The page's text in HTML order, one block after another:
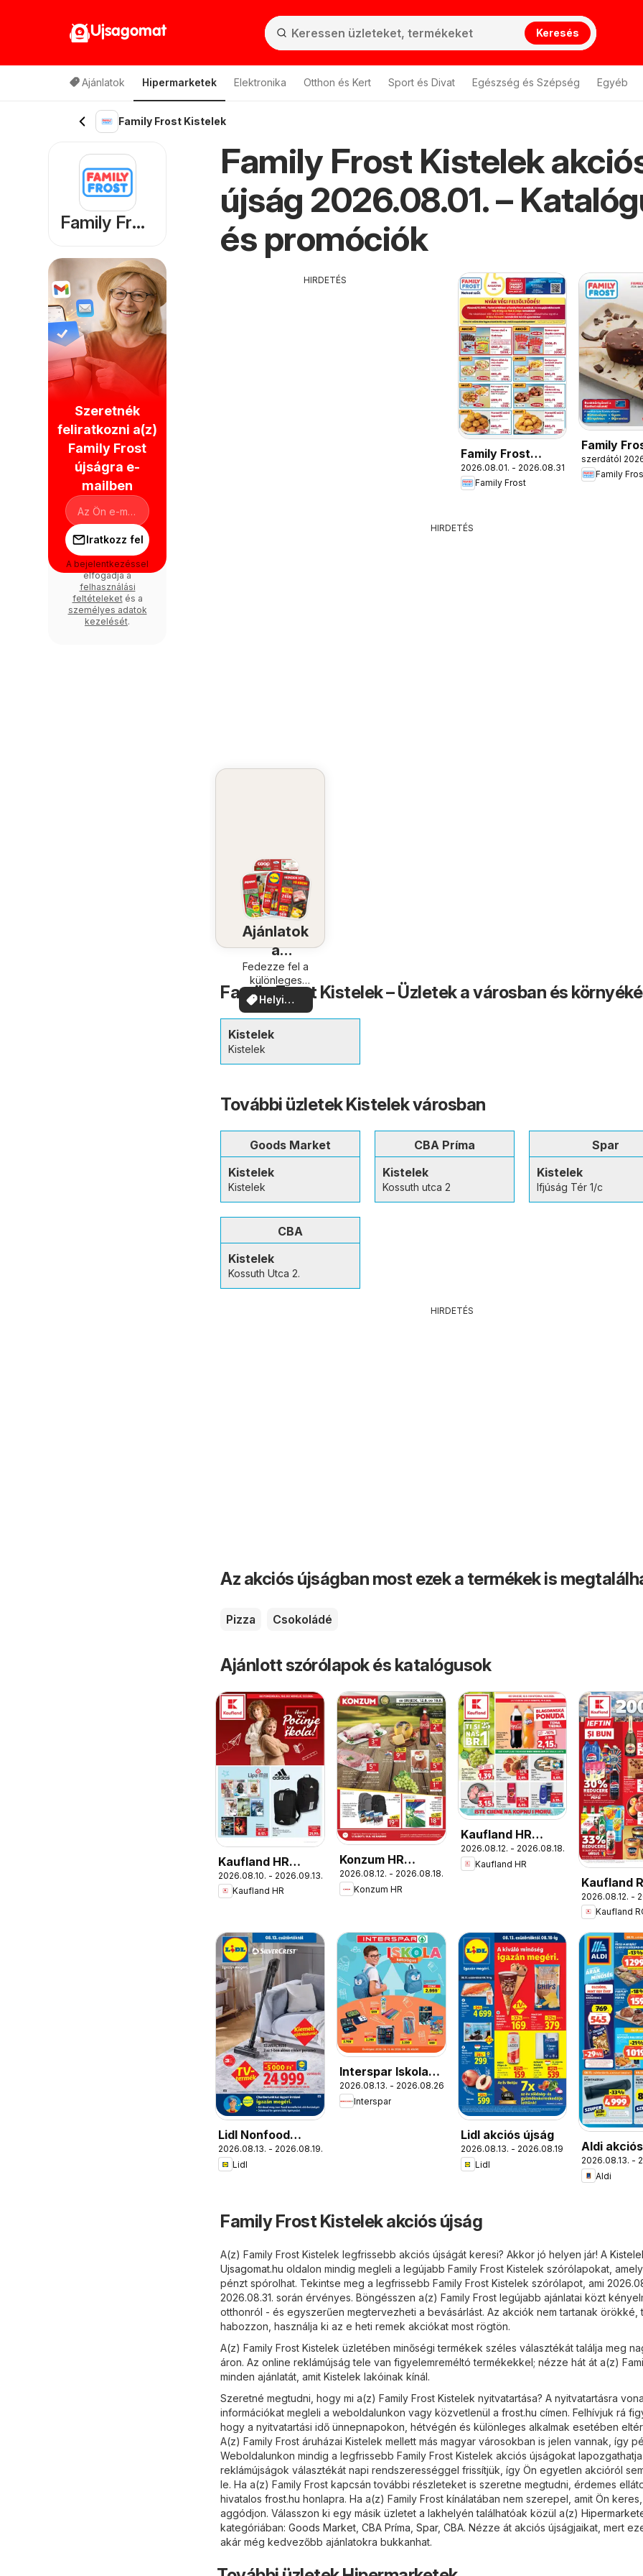
Ujsagomat Keresés
Ajánlatok Hipermarketek Elektronika Otthon és Kert Sport és Divat Egészség és Szépség Egyéb
Family Frost Kistelek
Family Frost Kistelek
újság 2026.08.01. –
és promóciók
HIRDETÉS
Family Frost
akciós újság
2026.08.01. - 2026.08.31.
Family Frost
Family
Katalógus
szerdától
Family
HIRDETÉS
Ajánlatok
a
közelében
Fedezze fel a
különleges
ajánlatokat
Helyi
ajánlatok
Family Frost Kistelek – Üzletek a városban és
Kistelek
Kistelek
További üzletek Kistelek városban
Goods Market
Kistelek
Kistelek
CBA Príma
Kistelek
Kossuth utca 2
Spar
Kistelek
Ifjúság Tér 1/c
CBA
Kistelek
Kossuth Utca 2.
HIRDETÉS
Az akciós újságban most ezek a termékek is
Pizza Csokoládé
Ajánlott szórólapok és katalógusok
Kaufland HR
akciós újság
2026.08.10. - 2026.09.13.
Kaufland HR
Konzum HR
akciós újság
2026.08.12. - 2026.08.18.
Konzum HR
Kaufland HR
akciós újság
2026.08.12. - 2026.08.18.
Kaufland HR
Kaufland
akciós
2026.08.12. -
Kaufland
Lidl Nonfood
kínálatunk
2026.08.13. - 2026.08.19.
Lidl
Interspar Iskola
katalógus
2026.08.13. - 2026.08.26.
Interspar
Lidl akciós újság
2026.08.13. - 2026.08.19.
Lidl
Aldi
2026.08.13. -
Aldi
Family Frost Kistelek akciós újság
A(z) Family Frost Kistelek legfrissebb akciós újságát keresi? Akkor jó helyen jár! A
Ujsagomat.hu oldalon mindig megleli a legújabb Family Frost Kistelek szórólapokat,
pénzt spórolhat. Tekintse meg a legfrissebb Family Frost Kistelek szórólapot, ami
2026.08.31. során érvényes. Böngésszen a(z) Family Frost legújabb ajánlatai közt
otthonról - és egyszerűen megtervezheti a bevásárlást. Az akciók nem tartanak örökké,
habozzon, használja ki az e heti remek akciókat most rögtön.
A(z) Family Frost Kistelek üzletében minőségi termékek széles választékát találja meg
áron. Az online reklámújság tele van figyelemreméltó termékekkel; nézze hát át a(z)
minden ajánlatát, amit Kistelek lakóinak kínál.
Szeretné megtudni, hogy mi a(z) Family Frost Kistelek nyitvatartása? A nyitvatartásra
információkat megleli a weboldalunkon vagy közvetlenül a frost.hu címen. Felhívjuk rá
hogy a nyitvatartási idő ünnepnapokon, hétvégén és különleges alkalmak esetében
A(z) Family Frost áruházai Kistelek mellett más magyar városokban is jelen vannak, így
Weboldalunkon mindig a legfrissebb Family Frost Kistelek akciós újságokat
reklámújságok választékát napi rendszerességgel frissítjük, így Ön egyetlen akcióról
le. Ha a(z) Family Frost kapcsán további részleteket is szeretne megtudni, érdemes
hivatalos frost.hu honlapra. Ha a(z) Family Frost kínálatában nem szerepel, amit Ön
aggódjon. Válasszon ki egy másik üzletet a lakhelyén találhatóak közül a(z)
kategóriában: Goods Market CBA Príma Spar, CBA. Nézze át akciós újságjaikat, mert
akár még kedvezőbb ajánlatokra bukkanhat.
Family Frost
Szeretnék
feliratkozni a(z)
Family Frost
újságra e-
mailben
Iratkozz fel
A bejelentkezéssel
elfogadja a
felhasználási
feltételeketés a
személyes adatok
kezelését.